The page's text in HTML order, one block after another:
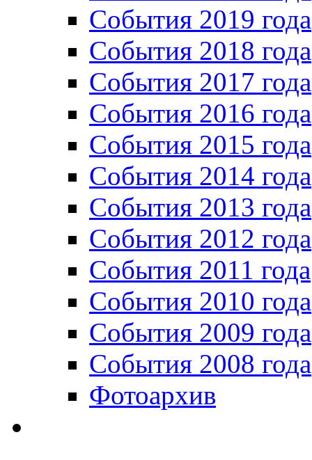
События 2019 года
События 2018 года
События 2017 года
События 2016 года
События 2015 года
События 2014 года
События 2013 года
События 2012 года
События 2011 года
События 2010 года
События 2009 года
События 2008 года
Фотоархив